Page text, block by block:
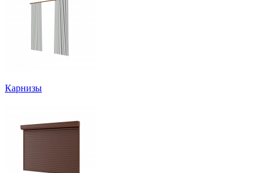
Карнизы